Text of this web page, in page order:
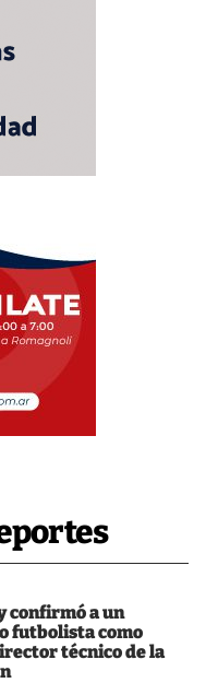
confirmó a un
futbolista como
técnico de la